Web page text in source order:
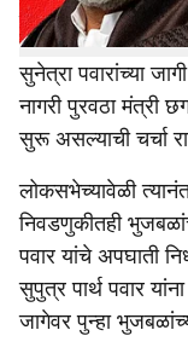
दिवशी निकाल
सुनेत्रा पवारांच्या
नागरी पुरवठा मंत्री
सुरू असल्याची चर्चा
लोकसभेच्यावेळी
निवडणुकीतही
पवार यांचे अपघाती
सुपुत्र पार्थ पवार
जागेवर पुन्हा